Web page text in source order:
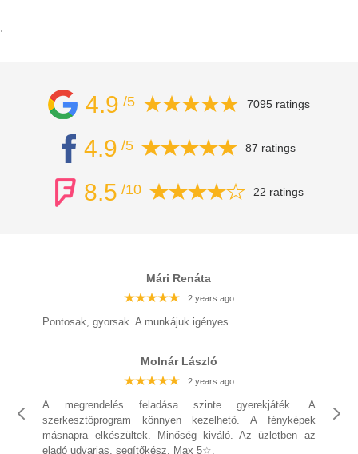
.
4.9 /5 7095 ratings
4.9 /5 87 ratings
8.5 /10 22 ratings
Mári Renáta
2 years ago
Pontosak, gyorsak. A munkájuk igényes.
Molnár László
2 years ago
A megrendelés feladása szinte gyerekjáték. A
szerkesztőprogram könnyen kezelhető. A fényképek
másnapra elkészültek. Minőség kiváló. Az üzletben az
eladó udvarias, segítőkész. Max 5☆.
2 years ago
2 years ago
2 years ago
2 years ago
2 years ago
2 years ago
2 years ago
2 years ago
2 years ago
2 years ago